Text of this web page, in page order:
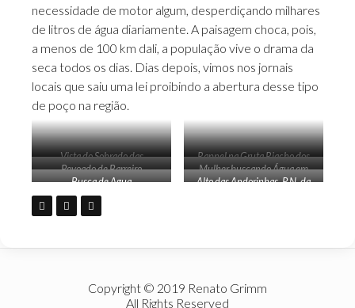
necessidade de motor algum, desperdiçando milhares
de litros de água diariamente. A paisagem choca, pois,
a menos de 100 km dali, a população vive o drama da
seca todos os dias. Dias depois, vimos nos jornais
locais que saiu uma lei proibindo a abertura desse tipo
de poço na região.
Vista do Sobrado das
Confusões
Rappel na Gruta Riacho dos
Bois
Povoado de Barreiro
Mulher buscando Água em
açude
Busca de Agua
Alto das Andorinhas, P.N. da
Copyright © 2019 Renato Grimm
All Rights Reserved